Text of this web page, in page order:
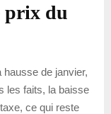
prix du
de janvier,
les faits, la baisse
ce qui reste